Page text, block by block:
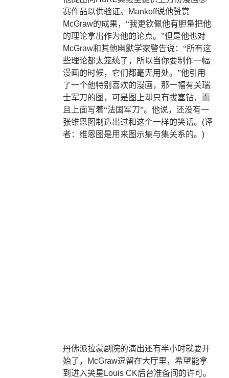
赛作品以供验证。
Mankoff说他赞赏
McGraw的成果，“我更钦佩他有胆量把他
的理论拿出作为他的论点。”但是他也对
McGraw和其他幽默学家警告说：“所有这
些理论都太笼统了，所以当你要制作一幅
漫画的时候，它们都毫无用处。”他引用
了一个他特别喜欢的漫画，那一幅有关瑞
士军刀的图，可是图上却只有拔塞钻，而
且上面写着“法国军刀”。他说，还没有一
张维恩图制造出过和这个一样的笑话。 (译
者：维恩图是用来图示集与集关系的。 )
丹佛派拉蒙剧院的演出还有半小时就要开
始了，
McGraw逗留在大厅里，希望能拿
到进入笑星 Louis CK后台准备间的许可。